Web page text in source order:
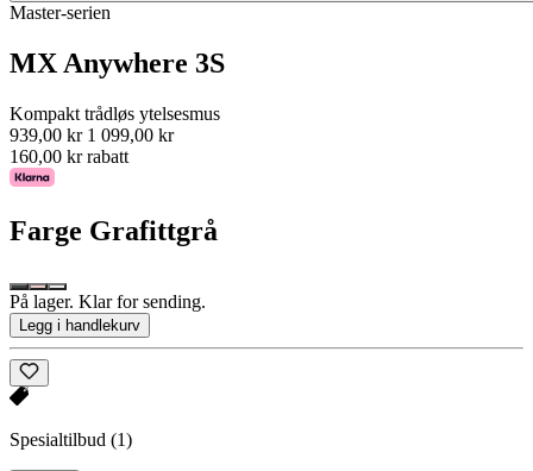
Master-serien
MX Anywhere 3S
Kompakt trådløs ytelsesmus
939,00 kr 1 099,00 kr
160,00 kr rabatt
Farge Grafittgrå
På lager. Klar for sending.
Legg i handlekurv
Spesialtilbud (1)